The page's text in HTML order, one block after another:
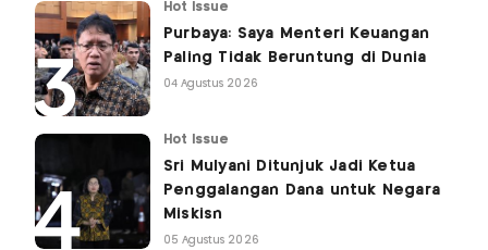
Hot Issue
Purbaya: Saya Menteri Keuangan
Paling Tidak Beruntung di Dunia
04 Agustus 2026
Hot Issue
Sri Mulyani Ditunjuk Jadi Ketua
Penggalangan Dana untuk Negara
Miskisn
05 Agustus 2026